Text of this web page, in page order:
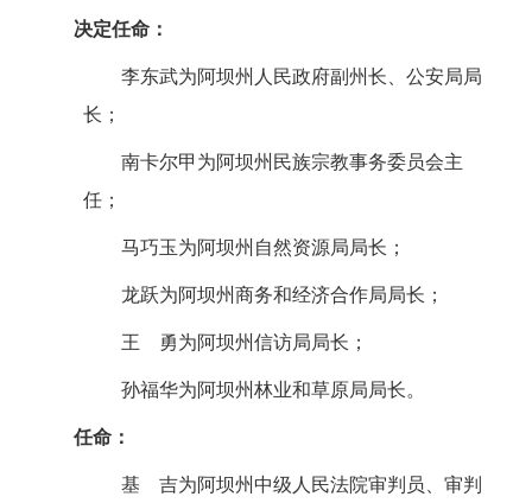
决定任命：
李东武为阿坝州人民政府副州长、公安局局
长；
南卡尔甲为阿坝州民族宗教事务委员会主
任；
马巧玉为阿坝州自然资源局局长；
龙跃为阿坝州商务和经济合作局局长；
王 勇为阿坝州信访局局长；
孙福华为阿坝州林业和草原局局长。
任命：
基 吉为阿坝州中级人民法院审判员、审判